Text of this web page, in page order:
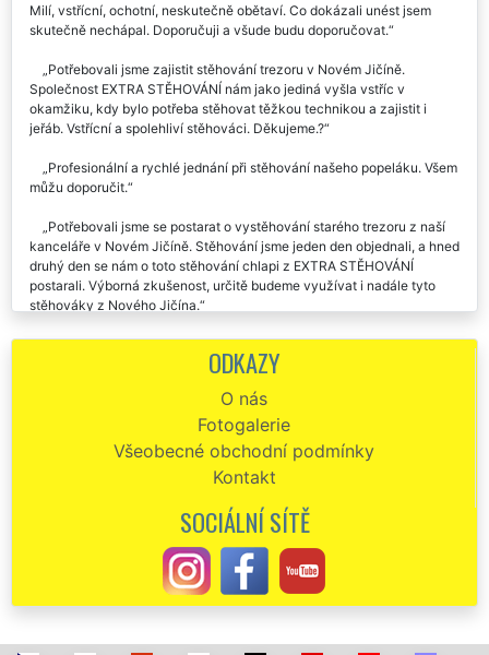
Milí, vstřícní, ochotní, neskutečně obětaví. Co dokázali unést jsem
skutečně nechápal. Doporučuji a všude budu doporučovat.
Potřebovali jsme zajistit stěhování trezoru v Novém Jičíně.
Společnost EXTRA STĚHOVÁNÍ nám jako jediná vyšla vstříc v
okamžiku, kdy bylo potřeba stěhovat těžkou technikou a zajistit i
jeřáb. Vstřícní a spolehliví stěhováci. Děkujeme.?
Profesionální a rychlé jednání při stěhování našeho popeláku. Všem
můžu doporučit.
Potřebovali jsme se postarat o vystěhování starého trezoru z naší
kanceláře v Novém Jičíně. Stěhování jsme jeden den objednali, a hned
druhý den se nám o toto stěhování chlapi z EXTRA STĚHOVÁNÍ
postarali. Výborná zkušenost, určitě budeme využívat i nadále tyto
stěhováky z Nového Jičína.
Určitě Všem doporučuji. Spolehlivě a rychle bylo o nás postaráno,
za rozumnou cenu. Stěhování trezoru do Nového Jičína zvládli na
ODKAZY
O nás
Fotogalerie
Všeobecné obchodní podmínky
Kontakt
SOCIÁLNÍ SÍTĚ